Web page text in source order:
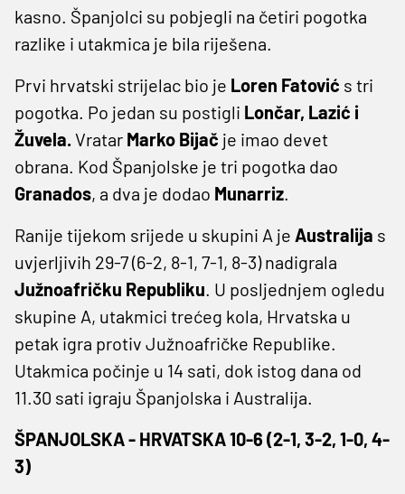
kasno. Španjolci su pobjegli na četiri pogotka
razlike i utakmica je bila riješena.
Prvi hrvatski strijelac bio je Loren Fatović s tri
pogotka. Po jedan su postigli Lončar, Lazić i
Žuvela.Vratar Marko Bijač je imao devet
obrana. Kod Španjolske je tri pogotka dao
Granados, a dva je dodao Munarriz.
Ranije tijekom srijede u skupini A je Australija s
uvjerljivih 29-7 (6-2, 8-1, 7-1, 8-3) nadigrala
Južnoafričku Republiku. U posljednjem ogledu
skupine A, utakmici trećeg kola, Hrvatska u
petak igra protiv Južnoafričke Republike.
Utakmica počinje u 14 sati, dok istog dana od
11.30 sati igraju Španjolska i Australija.
ŠPANJOLSKA - HRVATSKA 10-6 (2-1, 3-2, 1-0, 4-
3)